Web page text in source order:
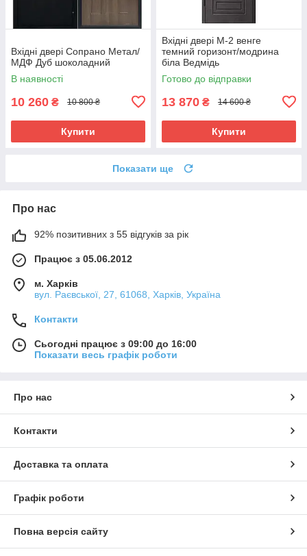
Вхідні двері Сопрано Метал/
МДФ Дуб шоколадний
В наявності
10 260 ₴ 10 800 ₴
Купити
Вхідні двері М-2 венге
темний горизонт/модрина
біла Ведмідь
Готово до відправки
13 870 ₴ 14 600 ₴
Купити
Показати ще
Про нас
92% позитивних з 55 відгуків за рік
Працює з 05.06.2012
м. Харків
вул. Раєвської, 27, 61068, Харків, Україна
Контакти
Сьогодні працює з 09:00 до 16:00
Показати весь графік роботи
Про нас
Контакти
Доставка та оплата
Графік роботи
Повна версія сайту